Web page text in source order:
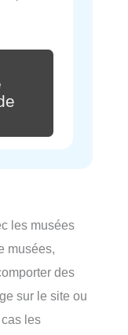
les musées
musées,
des
sur le site ou
les